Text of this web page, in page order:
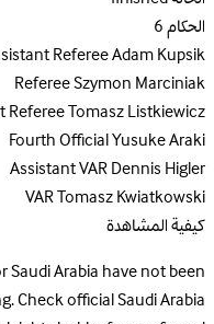
الحكام6
RefereeAdam Kupsik
RefereeSzymon Marciniak
RefereeTomasz Listkiewicz
Fourth OfficialYusuke Araki
Assistant VARDennis Higler
VARTomasz Kwiatkowski
كيفية المشاهدة
Arabia have not been
Check official Saudi Arabia